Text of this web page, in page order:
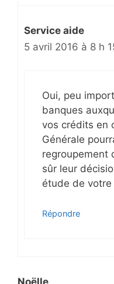
Service aide
5 avril 2016 à 8 h
Oui, peu
banques
vos crédits en
Générale
regroupement
sûr leur
étude de
Répondre
Noëlle